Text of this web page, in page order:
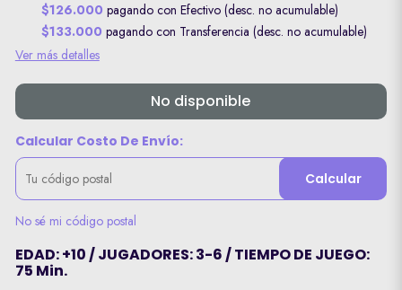
$126.000 pagando con Efectivo (desc. no acumulable)
$133.000 pagando con Transferencia (desc. no acumulable)
Ver más detalles
No disponible
Calcular Costo De Envío:
Calcular
No sé mi código postal
EDAD: +10 / JUGADORES: 3-6 / TIEMPO DE JUEGO:
75 Min.